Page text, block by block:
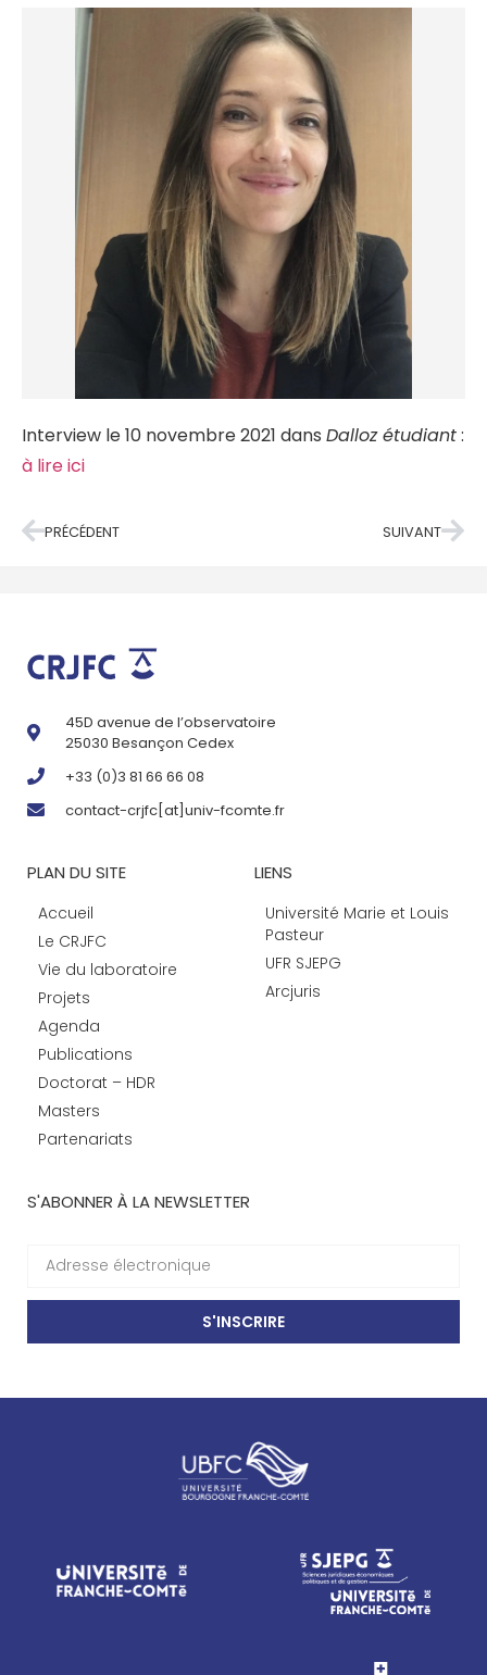
Interview le 10 novembre 2021 dans Dalloz étudiant:
à lire ici
PRÉCÉDENT SUIVANT
45D avenue de l’observatoire
25030 Besançon Cedex
+33 (0)3 81 66 66 08
contact-crjfc[at]univ-fcomte.fr
PLAN DU SITE
Accueil
Le CRJFC
Vie du laboratoire
Projets
Agenda
Publications
Doctorat – HDR
Masters
Partenariats
LIENS
Université Marie et Louis
Pasteur
UFR SJEPG
Arcjuris
S'ABONNER À LA NEWSLETTER
S'INSCRIRE